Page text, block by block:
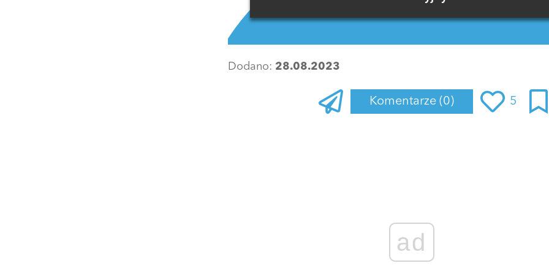
Dodano: 28.08.2023
Komentarze (0) 5
ad